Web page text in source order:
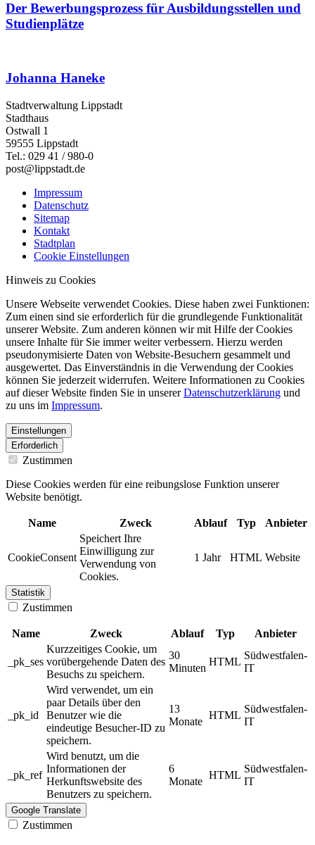
Der Bewerbungsprozess für Ausbildungsstellen und
Studienplätze
Johanna Haneke
Stadtverwaltung Lippstadt
Stadthaus
Ostwall 1
59555 Lippstadt
Tel.: 029 41 / 980-0
post@lippstadt.de
Impressum
Datenschutz
Sitemap
Kontakt
Stadtplan
Cookie Einstellungen
Hinweis zu Cookies
Unsere Webseite verwendet Cookies. Diese haben zwei Funktionen:
Zum einen sind sie erforderlich für die grundlegende Funktionalität
unserer Website. Zum anderen können wir mit Hilfe der Cookies
unsere Inhalte für Sie immer weiter verbessern. Hierzu werden
pseudonymisierte Daten von Website-Besuchern gesammelt und
ausgewertet. Das Einverständnis in die Verwendung der Cookies
können Sie jederzeit widerrufen. Weitere Informationen zu Cookies
auf dieser Website finden Sie in unsererDatenschutzerklärung und
zu uns im Impressum.
Einstellungen
Erforderlich
Zustimmen
Diese Cookies werden für eine reibungslose Funktion unserer
Website benötigt.
Name Zweck Ablauf Typ Anbieter
CookieConsent
Speichert Ihre
Einwilligung zur
Verwendung von
Cookies.
1 Jahr HTML Website
Statistik
Zustimmen
Name Zweck Ablauf Typ Anbieter
_pk_ses
Kurzzeitiges Cookie, um
vorübergehende Daten des
Besuchs zu speichern.
30
Minuten
HTML
Südwestfalen-
IT
_pk_id
Wird verwendet, um ein
paar Details über den
Benutzer wie die
eindeutige Besucher-ID zu
speichern.
13
Monate
HTML
Südwestfalen-
IT
_pk_ref
Wird benutzt, um die
Informationen der
Herkunftswebsite des
Benutzers zu speichern.
6
Monate
HTML
Südwestfalen-
IT
Google Translate
Zustimmen